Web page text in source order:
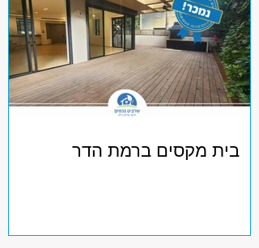
בית מקסים ברמת הדר